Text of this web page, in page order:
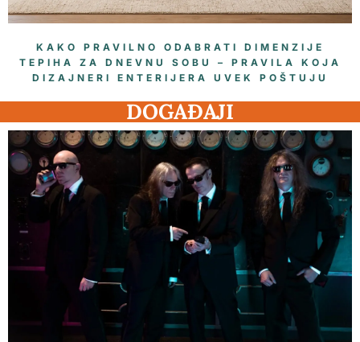
KAKO PRAVILNO ODABRATI DIMENZIJE
TEPIHA ZA DNEVNU SOBU – PRAVILA KOJA
DIZAJNERI ENTERIJERA UVEK POŠTUJU
DOGAĐAJI